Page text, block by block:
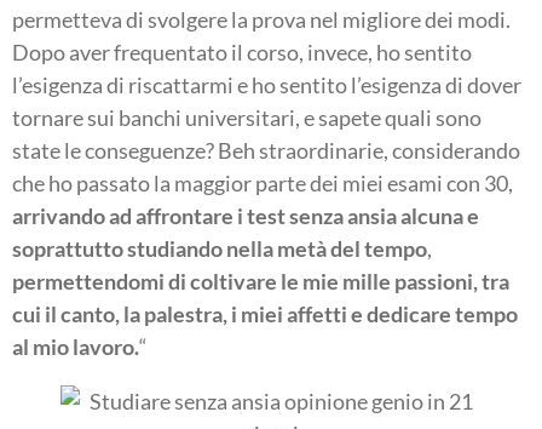
permetteva di svolgere la prova nel migliore dei modi.
Dopo aver frequentato il corso, invece, ho sentito
l’esigenza di riscattarmi e ho sentito l’esigenza di dover
tornare sui banchi universitari, e sapete quali sono
state le conseguenze? Beh straordinarie, considerando
che ho passato la maggior parte dei miei esami con 30,
arrivando ad affrontare i test senza ansia alcuna e
soprattutto studiando nella metà del tempo,
permettendomi di coltivare le mie mille passioni, tra
cui il canto, la palestra, i miei affetti e dedicare tempo
al mio lavoro.“